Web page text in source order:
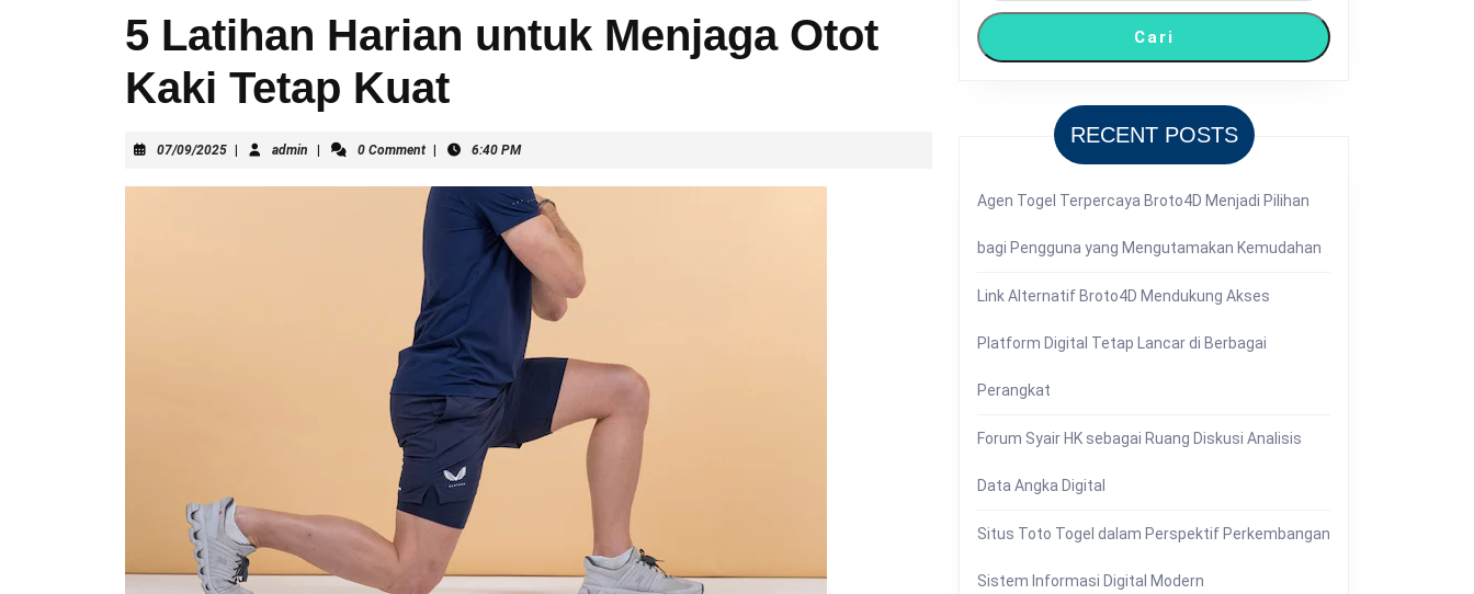
5 Latihan Harian untuk Menjaga Otot
Kaki Tetap Kuat
07/09/202507/09/2025
admin admin 0 Comment 6:40 PM
Cari
RECENT POSTS
Agen Togel Terpercaya Broto4D Menjadi Pilihan
bagi Pengguna yang Mengutamakan Kemudahan
Link Alternatif Broto4D Mendukung Akses
Platform Digital Tetap Lancar di Berbagai
Perangkat
Forum Syair HK sebagai Ruang Diskusi Analisis
Data Angka Digital
Situs Toto Togel dalam Perspektif Perkembangan
Sistem Informasi Digital Modern